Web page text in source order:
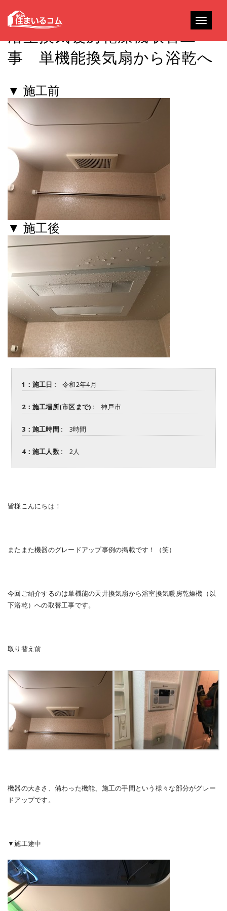
Toggle
浴室換気暖房乾燥機取替工
事 単機能換気扇から浴乾へ
▼ 施工前
▼ 施工後
1：施工日 : 令和2年4月
2：施工場所(市区まで) : 神戸市
3：施工時間 : 3時間
4：施工人数 : 2人
皆様こんにちは！
またまた機器のグレードアップ事例の掲載です！（笑）
今回ご紹介するのは単機能の天井換気扇から浴室換気暖房乾燥機（以
下浴乾）への取替工事です。
取り替え前
機器の大きさ、備わった機能、施工の手間という様々な部分がグレー
ドアップです。
▼施工途中